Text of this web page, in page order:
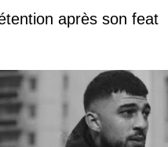
après son feat